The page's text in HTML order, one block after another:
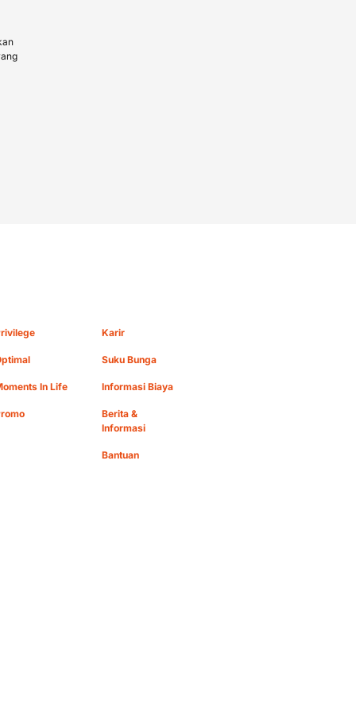
In Life
Karir
Suku Bunga
Informasi Biaya
Berita &
Informasi
Bantuan